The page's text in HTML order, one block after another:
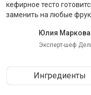
кефирное тесто
заменить на любые
Юлия Маркова
Эксперт-шеф
Ингредиенты